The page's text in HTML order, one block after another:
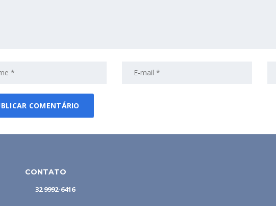
CONTATO
32 9992-6416